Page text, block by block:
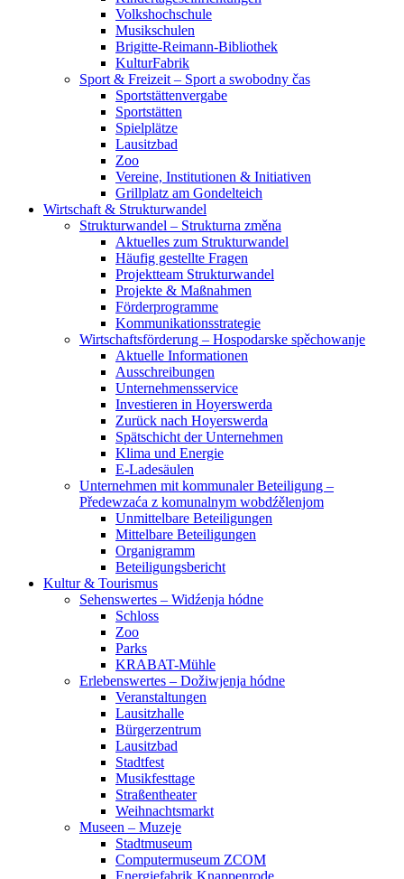
Volkshochschule
Musikschulen
Brigitte-Reimann-Bibliothek
KulturFabrik
Sport & Freizeit – Sport a swobodny čas
Sportstättenvergabe
Sportstätten
Spielplätze
Lausitzbad
Zoo
Vereine, Institutionen & Initiativen
Grillplatz am Gondelteich
Wirtschaft & Strukturwandel
Strukturwandel – Strukturna změna
Aktuelles zum Strukturwandel
Häufig gestellte Fragen
Projektteam Strukturwandel
Projekte & Maßnahmen
Förderprogramme
Kommunikationsstrategie
Wirtschaftsförderung – Hospodarske spěchowanje
Aktuelle Informationen
Ausschreibungen
Unternehmensservice
Investieren in Hoyerswerda
Zurück nach Hoyerswerda
Spätschicht der Unternehmen
Klima und Energie
E-Ladesäulen
Unternehmen mit kommunaler Beteiligung –
Předewzaća z komunalnym wobdźělenjom
Unmittelbare Beteiligungen
Mittelbare Beteiligungen
Organigramm
Beteiligungsbericht
Kultur & Tourismus
Sehenswertes – Widźenja hódne
Schloss
Zoo
Parks
KRABAT-Mühle
Erlebenswertes – Dožiwjenja hódne
Veranstaltungen
Lausitzhalle
Bürgerzentrum
Lausitzbad
Stadtfest
Musikfesttage
Straßentheater
Weihnachtsmarkt
Museen – Muzeje
Stadtmuseum
Computermuseum ZCOM